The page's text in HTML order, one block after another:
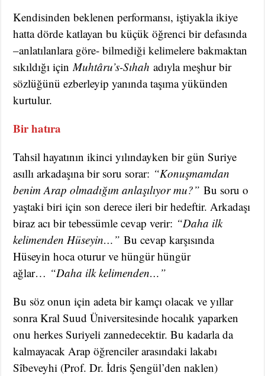
Kendisinden beklenen performansı, iştiyakla ikiye
hatta dörde katlayan bu küçük öğrenci bir defasında
–anlatılanlara göre- bilmediği kelimelere bakmaktan
sıkıldığı içinMuhtâru’s-Sıhah adıyla meşhur bir
sözlüğünü ezberleyip yanında taşıma yükünden
kurtulur.
Bir hatıra
Tahsil hayatının ikinci yılındayken bir gün Suriye
asıllı arkadaşına bir soru sorar: “Konuşmamdan
benim Arap olmadığım anlaşılıyor mu?” Bu soru o
yaştaki biri için son derece ileri bir hedeftir. Arkadaşı
biraz acı bir tebessümle cevap verir: “Daha ilk
kelimenden Hüseyin…” Bu cevap karşısında
Hüseyin hoca oturur ve hüngür hüngür
ağlar… “Daha ilk kelimenden…”
Bu söz onun için adeta bir kamçı olacak ve yıllar
sonra Kral Suud Üniversitesinde hocalık yaparken
onu herkes Suriyeli zannedecektir. Bu kadarla da
kalmayacak Arap öğrenciler arasındaki lakabı
Sîbeveyhi (Prof. Dr. İdris Şengül’den naklen)